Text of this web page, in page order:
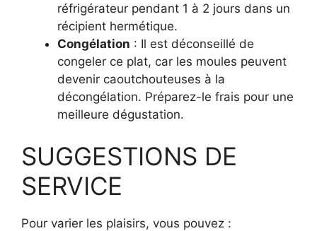
réfrigérateur pendant 1 à 2 jours dans un
récipient hermétique.
Congélation : Il est déconseillé de
congeler ce plat, car les moules peuvent
devenir caoutchouteuses à la
décongélation. Préparez-le frais pour une
meilleure dégustation.
SUGGESTIONS DE
SERVICE
Pour varier les plaisirs, vous pouvez :